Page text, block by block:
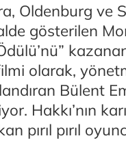
Oldenburg ve
gösterilen
olarak,
Bülent
Hakkı’nın
pırıl pırıl